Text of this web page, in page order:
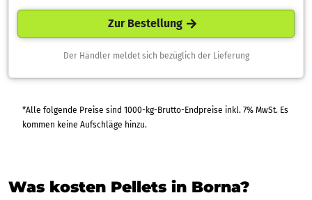
Zur Bestellung
Der Händler meldet sich bezüglich der Lieferung
*Alle folgende Preise sind 1000-kg-Brutto-Endpreise inkl. 7% MwSt. Es
kommen keine Aufschläge hinzu.
Was kosten Pellets in Borna?